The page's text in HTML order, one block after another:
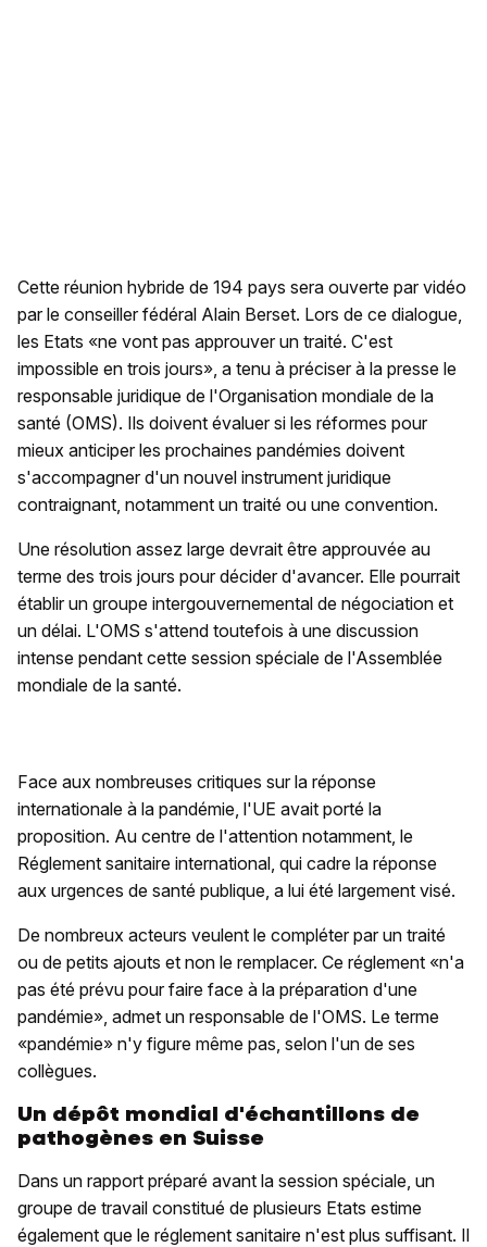
Cette réunion hybride de 194 pays sera ouverte par vidéo
par le conseiller fédéral Alain Berset. Lors de ce dialogue,
les Etats «ne vont pas approuver un traité. C'est
impossible en trois jours», a tenu à préciser à la presse le
responsable juridique de l'Organisation mondiale de la
santé (OMS). Ils doivent évaluer si les réformes pour
mieux anticiper les prochaines pandémies doivent
s'accompagner d'un nouvel instrument juridique
contraignant, notamment un traité ou une convention.
Une résolution assez large devrait être approuvée au
terme des trois jours pour décider d'avancer. Elle pourrait
établir un groupe intergouvernemental de négociation et
un délai. L'OMS s'attend toutefois à une discussion
intense pendant cette session spéciale de l'Assemblée
mondiale de la santé.
Face aux nombreuses critiques sur la réponse
internationale à la pandémie, l'UE avait porté la
proposition. Au centre de l'attention notamment, le
Réglement sanitaire international, qui cadre la réponse
aux urgences de santé publique, a lui été largement visé.
De nombreux acteurs veulent le compléter par un traité
ou de petits ajouts et non le remplacer. Ce réglement «n'a
pas été prévu pour faire face à la préparation d'une
pandémie», admet un responsable de l'OMS. Le terme
«pandémie» n'y figure même pas, selon l'un de ses
collègues.
Un dépôt mondial d'échantillons de
pathogènes en Suisse
Dans un rapport préparé avant la session spéciale, un
groupe de travail constitué de plusieurs Etats estime
également que le réglement sanitaire n'est plus suffisant. Il